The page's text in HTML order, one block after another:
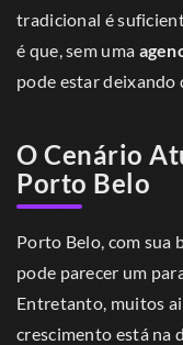
tradicional é
é que, sem uma
pode estar deixando
O Cenário
Porto Belo
Porto Belo, com sua
pode parecer um
Entretanto, muitos
crescimento está na